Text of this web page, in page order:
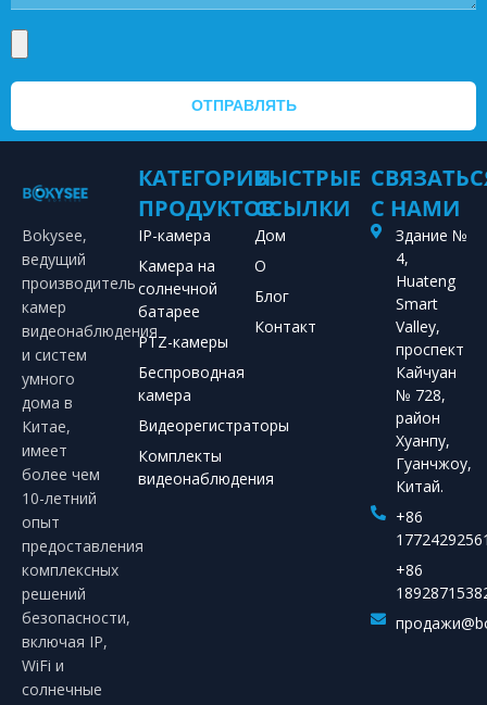
ОТПРАВЛЯТЬ
Bokysee,
ведущий
производитель
камер
видеонаблюдения
и систем
умного
дома в
Китае,
имеет
более чем
10-летний
опыт
предоставления
комплексных
решений
безопасности,
включая IP,
WiFi и
солнечные
КАТЕГОРИИ
ПРОДУКТОВ
IP-камера
Камера на
солнечной
батарее
PTZ-камеры
Беспроводная
камера
Видеорегистраторы
Комплекты
видеонаблюдения
БЫСТРЫЕ
ССЫЛКИ
Дом
О
Блог
Контакт
С НАМИ
Здание №
4,
Huateng
Smart
Valley,
проспект
Кайчуан
№ 728,
район
Хуанпу,
Гуанчжоу,
Китай.
+86
+86